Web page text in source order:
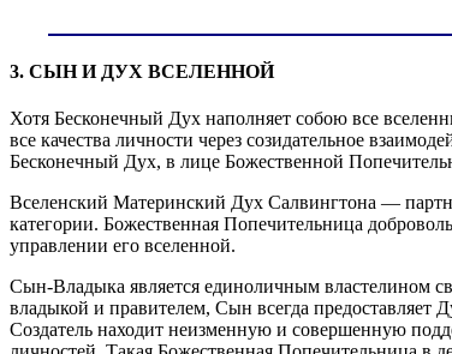
3. СЫН И ДУХ ВСЕЛЕННОЙ
Хотя Бесконечный Дух наполняет собою все
все качества личности через созидательное
Бесконечный Дух, в лице Божественной
Вселенский Материнский Дух Салвингтона —
категории. Божественная Попечительница
управлении его вселенной.
Сын-Владыка является единоличным властелином
владыкой и правителем, Сын всегда
Создатель находит неизменную и совершенную